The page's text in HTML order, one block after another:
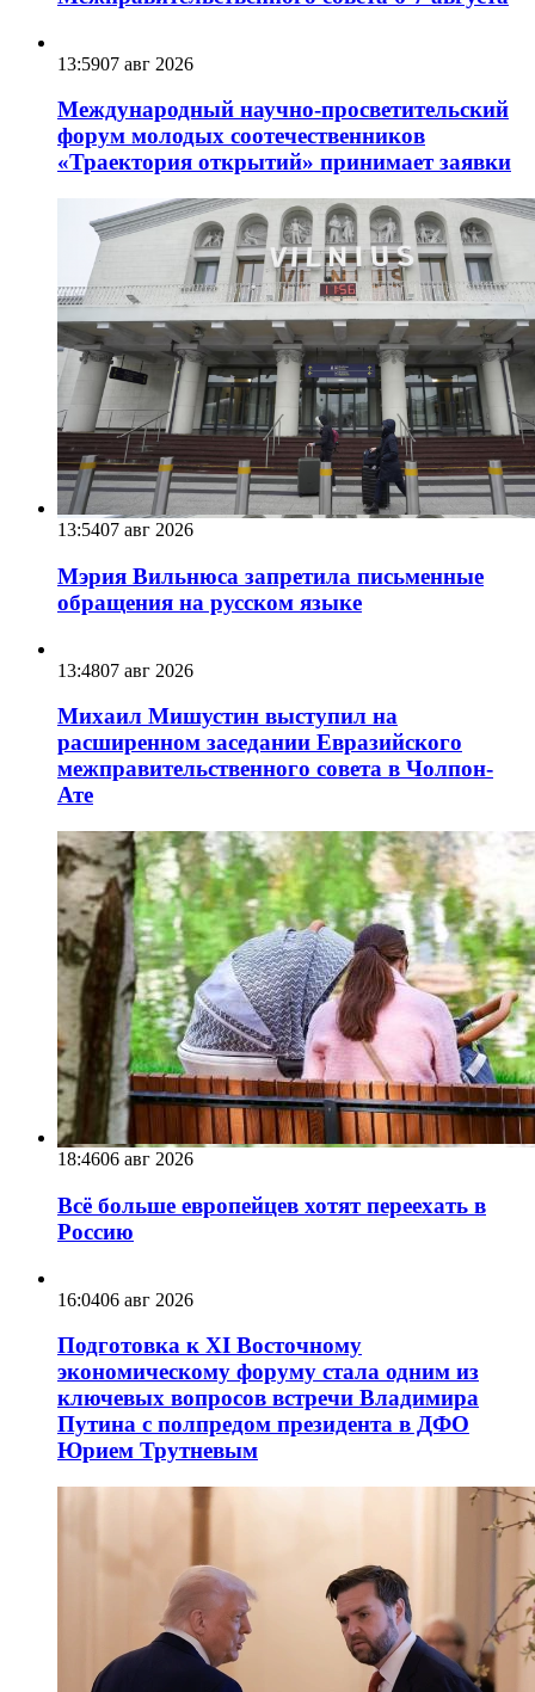
13:5907 авг 2026
Международный научно-просветительский
форум молодых соотечественников
«Траектория открытий» принимает заявки
13:5407 авг 2026
Мэрия Вильнюса запретила письменные
обращения на русском языке
13:4807 авг 2026
Михаил Мишустин выступил на
расширенном заседании Евразийского
межправительственного совета в Чолпон-
Ате
18:4606 авг 2026
Всё больше европейцев хотят переехать в
Россию
16:0406 авг 2026
Подготовка к XI Восточному
экономическому форуму стала одним из
ключевых вопросов встречи Владимира
Путина с полпредом президента в ДФО
Юрием Трутневым